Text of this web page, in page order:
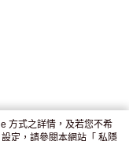
，7天內取。逾期後
方式之詳情，及若您不希
定，請參閱本網站「 私隱